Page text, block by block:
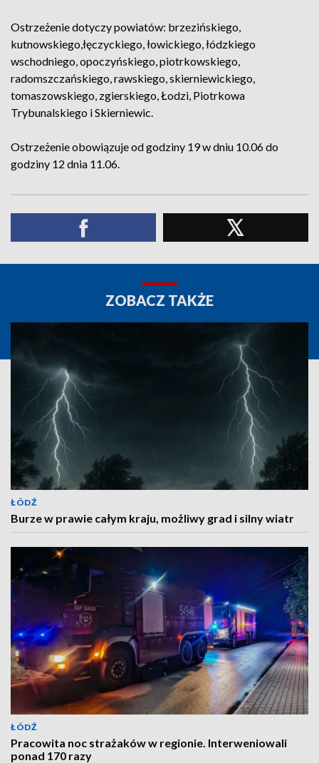
Ostrzeżenie dotyczy powiatów: brzezińskiego,
kutnowskiego,łęczyckiego, łowickiego, łódzkiego
wschodniego, opoczyńskiego, piotrkowskiego,
radomszczańskiego, rawskiego, skierniewickiego,
tomaszowskiego, zgierskiego, Łodzi, Piotrkowa
Trybunalskiego i Skierniewic.
Ostrzeżenie obowiązuje od godziny 19 w dniu 10.06 do
godziny 12 dnia 11.06.
ZOBACZ TAKŻE
ŁÓDŹ
Burze w prawie całym kraju, możliwy grad i silny wiatr
ŁÓDŹ
Pracowita noc strażaków w regionie. Interweniowali
ponad 170 razy